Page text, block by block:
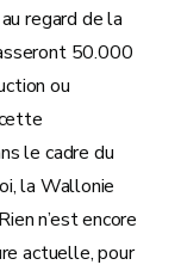
regard de la
50.000
ou
le cadre du
la Wallonie
n’est encore
actuelle, pour